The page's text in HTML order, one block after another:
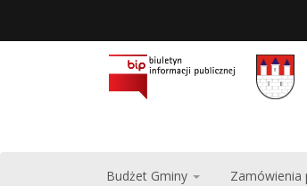
Budżet Gminy Zamówienia